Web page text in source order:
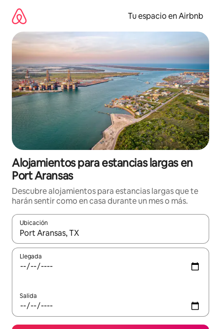
contenido
Tu espacio en Airbnb
Alojamientos para estancias largas en
Port Aransas
Descubre alojamientos para estancias largas que te
harán sentir como en casa durante un mes o más.
Ubicación
Cuando los resultados estén disponibles, podrás navegar
Llegada
Salida